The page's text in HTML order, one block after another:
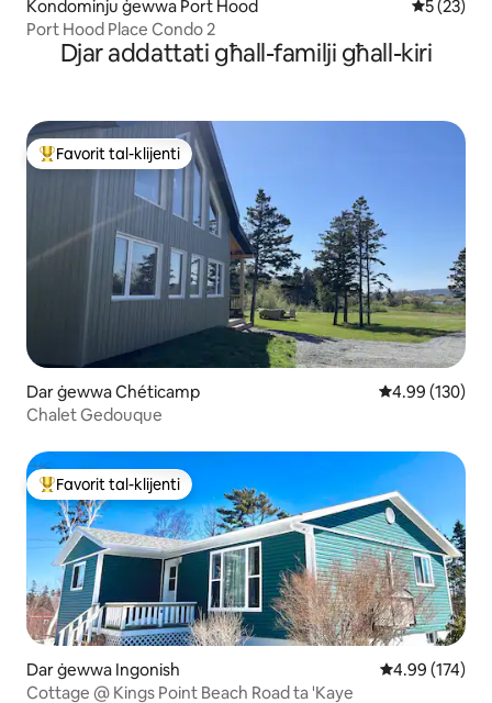
Kondominju ġewwa Port Hood Rating
5 (23)
Port Hood Place Condo 2
Djar addattati għall-familji għall-kiri
Wieħed mill-aqwa favoriti tal-klijenti
Favorit tal-klijenti
Dar ġewwa Chéticamp Rating medju
4.99 (130)
Chalet Gedouque
Wieħed mill-aqwa favoriti tal-klijenti
Favorit tal-klijenti
Dar ġewwa Ingonish Rating medju
4.99 (174)
Cottage @ Kings Point Beach Road ta 'Kaye